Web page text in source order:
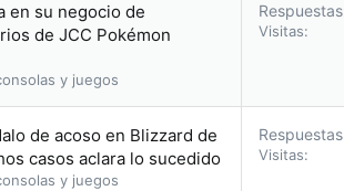
en su negocio de
de JCC Pokémon
y juegos
Respuestas
Visitas
de acoso en Blizzard de
casos aclara lo sucedido
y juegos
Respuestas
Visitas